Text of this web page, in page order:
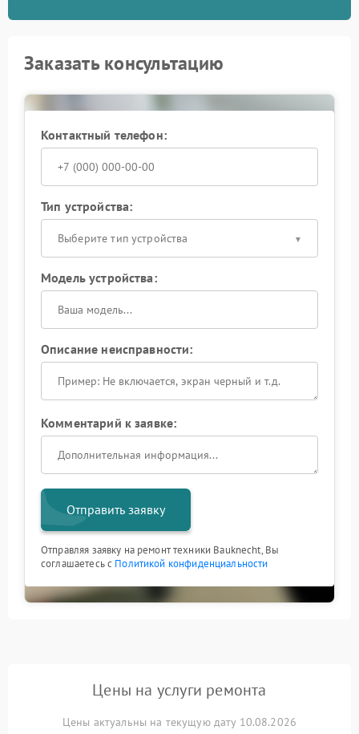
Заказать консультацию
Контактный телефон:
Тип устройства:
Выберите тип устройства
Модель устройства:
Описание неисправности:
Комментарий к заявке:
Отправить заявку
Отправляя заявку на ремонт техники Bauknecht, Вы
соглашаетесь с Политикой конфиденциальности
Цены на услуги ремонта
Цены актуальны на текущую дату 10.08.2026